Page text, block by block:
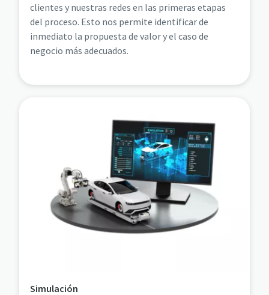
clientes y nuestras redes en las primeras etapas
del proceso. Esto nos permite identificar de
inmediato la propuesta de valor y el caso de
negocio más adecuados.
Simulación